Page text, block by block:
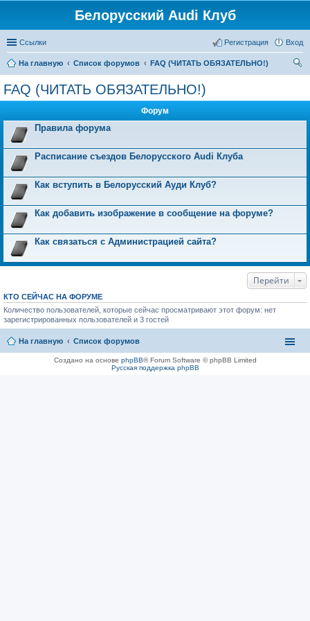
Белорусский Audi Клуб
Ссылки Вход
Регистрация
На главную Список форумов
FAQ (ЧИТАТЬ ОБЯЗАТЕЛЬНО!)
FAQ (ЧИТАТЬ ОБЯЗАТЕЛЬНО!)
Форум
Правила форума
Расписание съездов Белорусского Audi Клуба
Как вступить в Белорусский Ауди Клуб?
Как добавить изображение в сообщение на форуме?
Как связаться с Администрацией сайта?
Перейти
КТО СЕЙЧАС НА ФОРУМЕ
Количество пользователей, которые сейчас просматривают этот форум: нет
зарегистрированных пользователей и 3 гостей
На главную Список форумов
Создано на основе phpBB® Forum Software © phpBB Limited
Русская поддержка phpBB